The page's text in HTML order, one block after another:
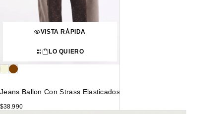
VISTA RÁPIDA
LO QUIERO
Jeans Ballon Con Strass Elasticados
$38.990